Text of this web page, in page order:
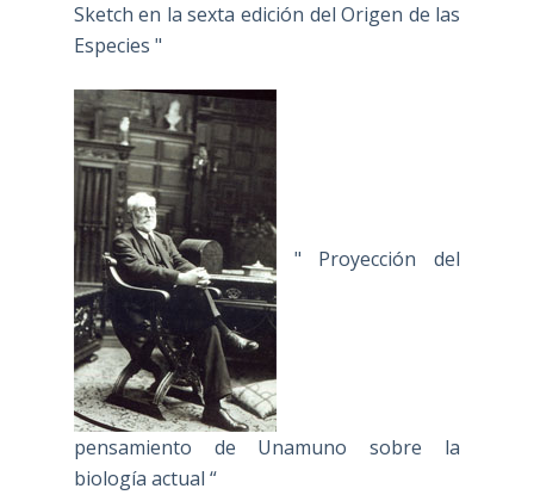
Sketch en la sexta edición del Origen de las
Especies "
" Proyección del
pensamiento de Unamuno sobre la
biología actual “